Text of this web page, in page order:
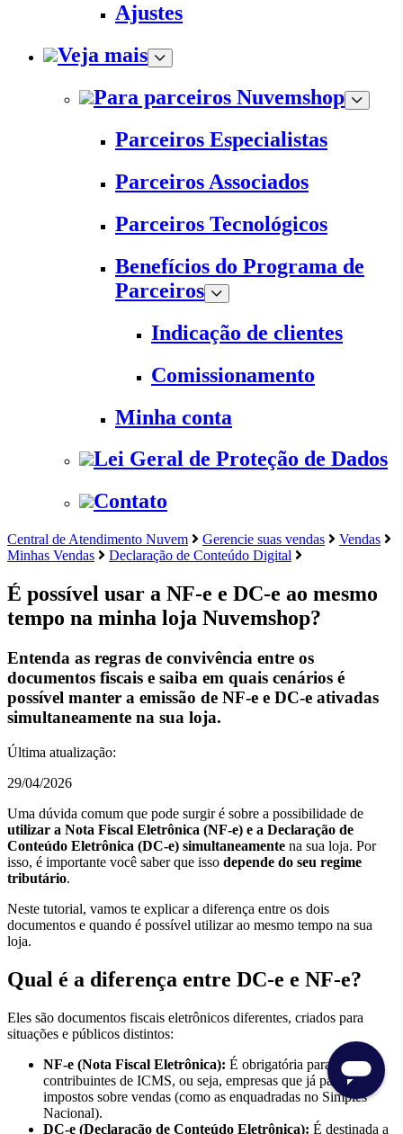
Ajustes
Veja mais
Para parceiros Nuvemshop
Parceiros Especialistas
Parceiros Associados
Parceiros Tecnológicos
Benefícios do Programa de
Parceiros
Indicação de clientes
Comissionamento
Minha conta
Lei Geral de Proteção de Dados
Contato
Central de Atendimento Nuvem Gerencie suas vendas
Vendas
Minhas Vendas
Declaração de Conteúdo Digital
É possível usar a NF-e e DC-e ao mesmo
tempo na minha loja Nuvemshop?
Entenda as regras de convivência entre os
documentos fiscais e saiba em quais cenários é
possível manter a emissão de NF-e e DC-e ativadas
simultaneamente na sua loja.
Última atualização:
29/04/2026
Uma dúvida comum que pode surgir é sobre a possibilidade de
utilizar a Nota Fiscal Eletrônica (NF-e) e a Declaração de
Conteúdo Eletrônica (DC-e) simultaneamente na sua loja. Por
isso, é importante você saber que isso depende do seu regime
tributário.
Neste tutorial, vamos te explicar a diferença entre os dois
documentos e quando é possível utilizar ao mesmo tempo na sua
loja.
Qual é a diferença entre DC-e e NF-e?
Eles são documentos fiscais eletrônicos diferentes, criados para
situações e públicos distintos:
NF-e (Nota Fiscal Eletrônica): É obrigatória para
contribuintes de ICMS, ou seja, empresas que já pagam
impostos sobre vendas (como as enquadradas no Simples
Nacional).
DC-e (Declaração de Conteúdo Eletrônica): É destinada a